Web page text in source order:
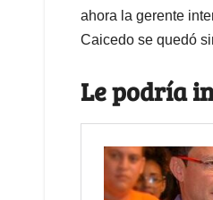
ahora la gerente
Caicedo se quedó
Le podría